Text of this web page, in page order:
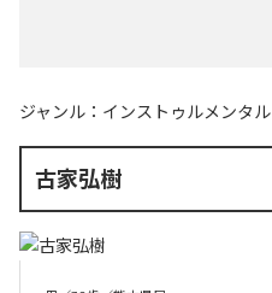
ジャンル： インストゥルメンタル
古家弘樹